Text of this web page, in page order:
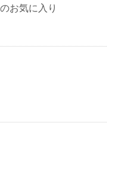
お気に入り